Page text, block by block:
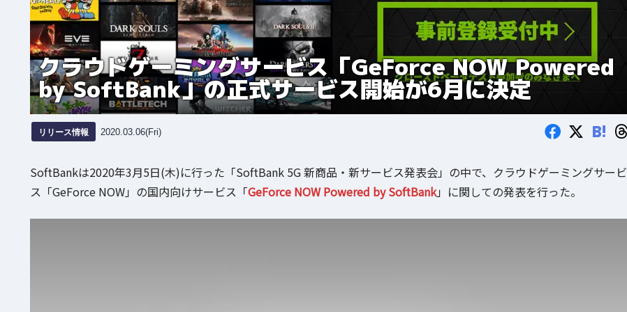
クラウドゲーミングサービス「GeForce NOW Powered
by SoftBank」の正式サービス開始が6月に決定
リリース情報 2020.03.06(Fri) B!
SoftBankは2020年3月5日(木)に行った「SoftBank 5G 新商品・新サービス発表会」の中で、クラウドゲーミングサービ
ス「GeForce NOW」の国内向けサービス「GeForce NOW Powered by SoftBank」に関しての発表を行った。